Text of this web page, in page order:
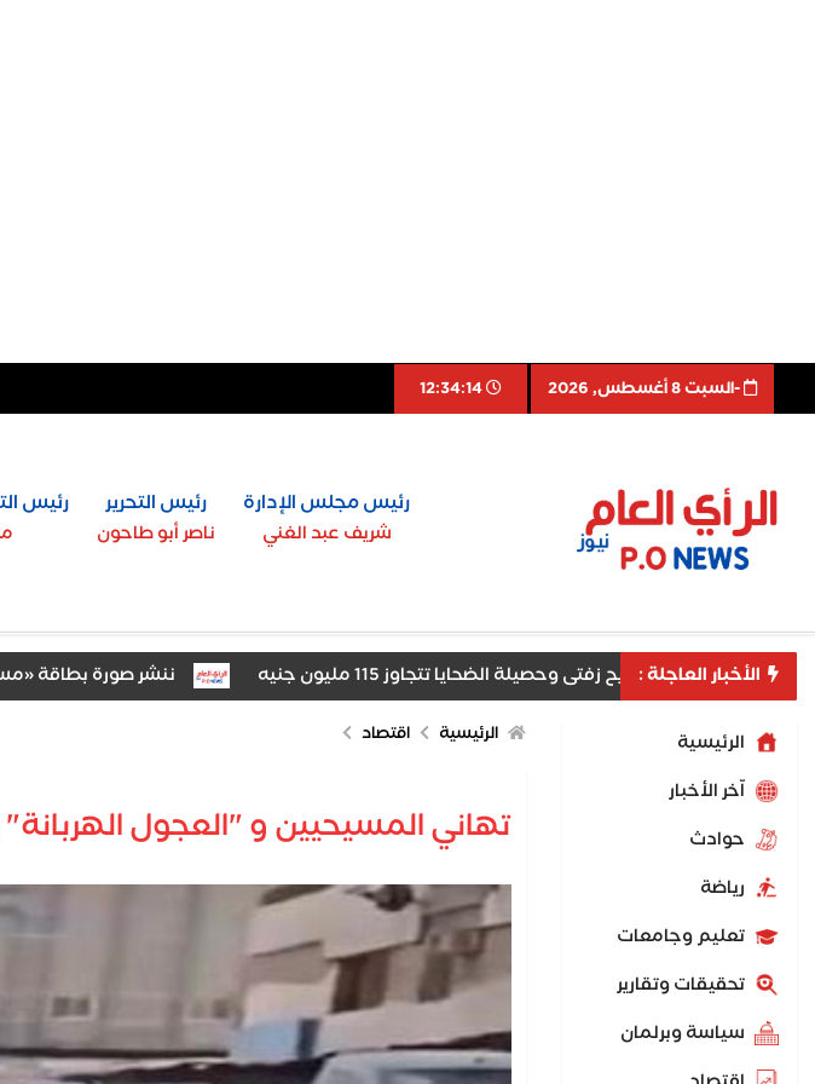
-السبت 8 أغسطس, 2026 12:34:15
رئيس مجلس الإدارة
شريف عبد الغني
رئيس التحرير
ناصر أبو طاحون
رئيس
الأخبار العاجلة :
لسقوط مستريح زفتى وحصيلة الضحايا تتجاوز 115 مليون جنيه ننشر صورة بطاقة
الرئيسية
اّخر الأخبار
حوادث
رياضة
تعليم وجامعات
تحقيقات وتقارير
سياسة وبرلمان
الرئيسية اقتصاد
تهاني المسيحيين و "العجول